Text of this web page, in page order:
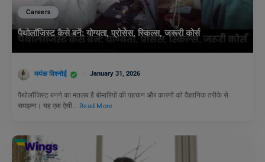
Careers
पैथोलॉजिस्ट कैसे बनें: योग्यता, प्रोसेस, स्किल्स, जरूरी कोर्स
मयंक विश्नोई January 31, 2026
पैथोलॉजिस्ट बनने का मतलब है बीमारियों की पहचान और कारणों को वैज्ञानिक तरीके से
समझना। यह एक ऐसी…
Read More